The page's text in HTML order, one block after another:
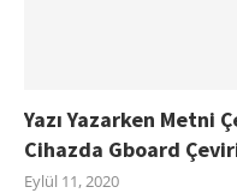
Yazı Yazarken Metni
Cihazda Gboard
Eylül 11, 2020